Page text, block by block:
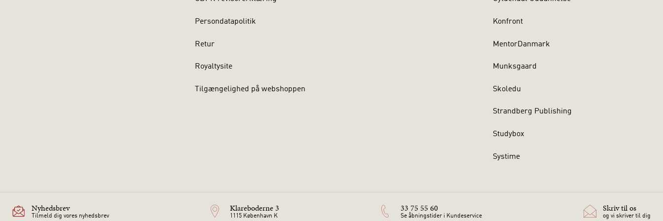
Persondatapolitik
Retur
Royaltysite
Tilgængelighed på webshoppen
Konfront
MentorDanmark
Munksgaard
Skoledu
Strandberg Publishing
Studybox
Systime
Nyhedsbrev
Tilmeld dig vores nyhedsbrev
Klareboderne 3
1115 København K
33 75 55 60
Se åbningstider i Kundeservice
Skriv til os
og vi skriver til dig